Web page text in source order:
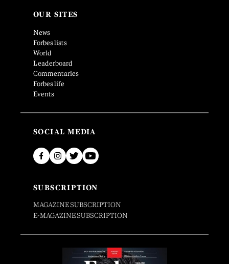
OUR SITES
News
Forbes lists
World
Leaderboard
Commentaries
Forbes life
Events
SOCIAL MEDIA
SUBSCRIPTION
MAGAZINE SUBSCRIPTION
E-MAGAZINE SUBSCRIPTION